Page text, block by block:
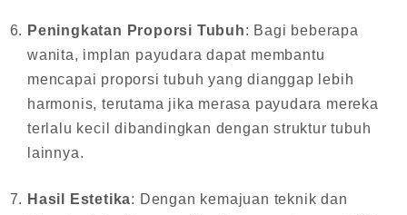
Peningkatan Proporsi Tubuh: Bagi beberapa
wanita, implan payudara dapat membantu
mencapai proporsi tubuh yang dianggap lebih
harmonis, terutama jika merasa payudara mereka
terlalu kecil dibandingkan dengan struktur tubuh
lainnya.
Hasil Estetika: Dengan kemajuan teknik dan